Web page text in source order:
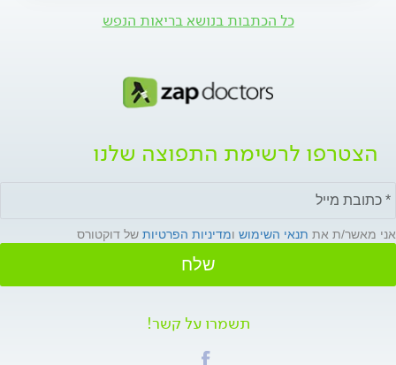
כל הכתבות בנושא בריאות הנפש
הצטרפו לרשימת התפוצה שלנו
אני מאשר/ת את תנאי השימוש ומדיניות הפרטיות של דוקטורס
שלח
תשמרו על קשר!